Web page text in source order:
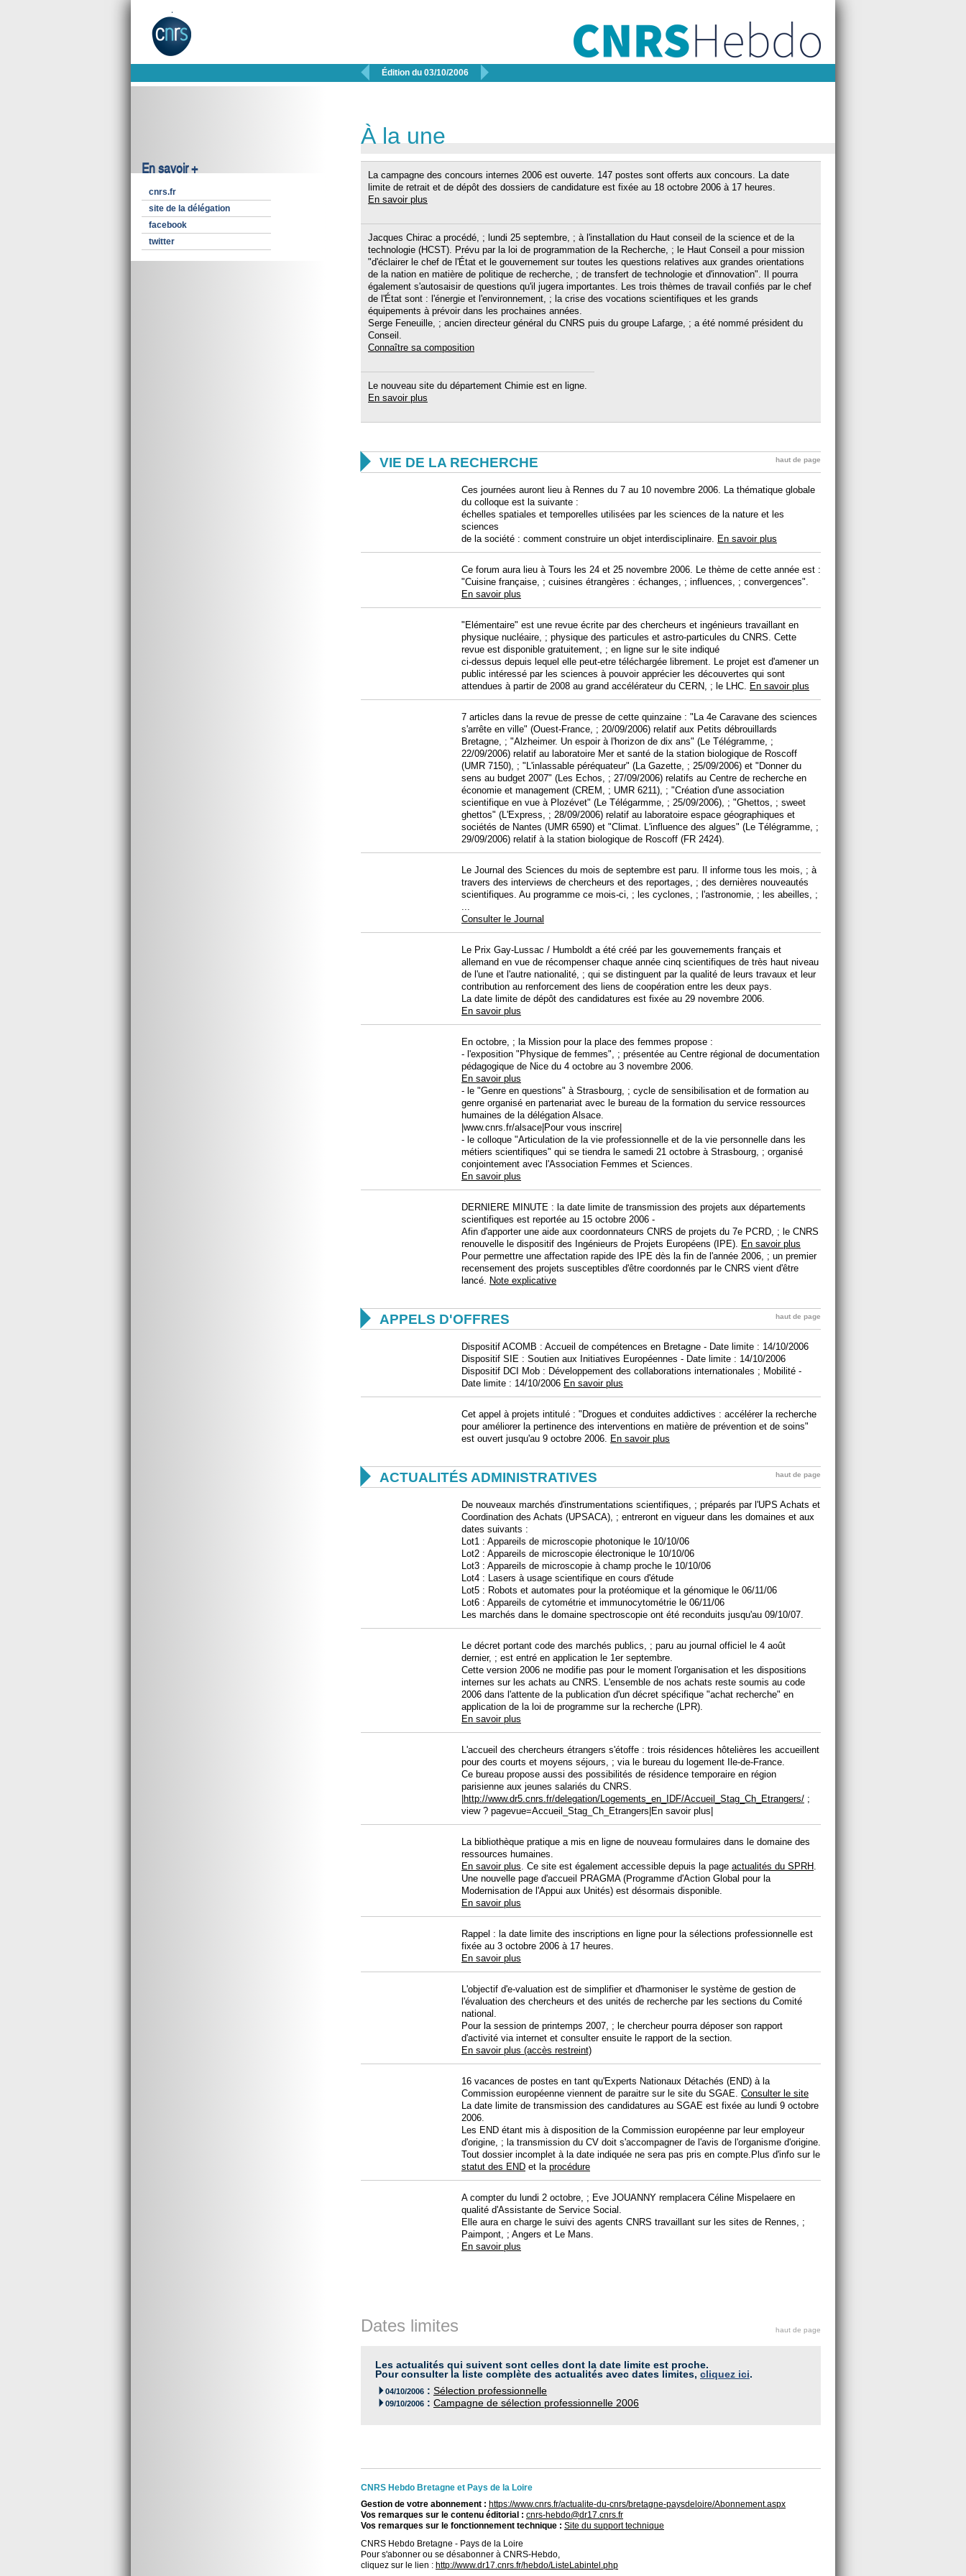
 Édition du 03/10/2006 
En savoir +
cnrs.fr
site de la délégation
facebook
twitter
À la une
La campagne des concours internes 2006 est ouverte. 147 postes sont offerts aux concours. La date
limite de retrait et de dépôt des dossiers de candidature est fixée au 18 octobre 2006 à 17 heures.
En savoir plus
Jacques Chirac a procédé, ; lundi 25 septembre, ; à l'installation du Haut conseil de la science et de la
technologie (HCST). Prévu par la loi de programmation de la Recherche, ; le Haut Conseil a pour mission
"d'éclairer le chef de l'État et le gouvernement sur toutes les questions relatives aux grandes orientations
de la nation en matière de politique de recherche, ; de transfert de technologie et d'innovation". Il pourra
également s'autosaisir de questions qu'il jugera importantes. Les trois thèmes de travail confiés par le chef
de l'État sont : l'énergie et l'environnement, ; la crise des vocations scientifiques et les grands
équipements à prévoir dans les prochaines années.
Serge Feneuille, ; ancien directeur général du CNRS puis du groupe Lafarge, ; a été nommé président du
Conseil.
Connaître sa composition
Le nouveau site du département Chimie est en ligne.
En savoir plus
 VIE DE LA RECHERCHE haut de page
Ces journées auront lieu à Rennes du 7 au 10 novembre 2006. La thématique globale
du colloque est la suivante :
échelles spatiales et temporelles utilisées par les sciences de la nature et les
sciences
de la société : comment construire un objet interdisciplinaire. En savoir plus
Ce forum aura lieu à Tours les 24 et 25 novembre 2006. Le thème de cette année est :
"Cuisine française, ; cuisines étrangères : échanges, ; influences, ; convergences".
En savoir plus
"Elémentaire" est une revue écrite par des chercheurs et ingénieurs travaillant en
physique nucléaire, ; physique des particules et astro-particules du CNRS. Cette
revue est disponible gratuitement, ; en ligne sur le site indiqué
ci-dessus depuis lequel elle peut-etre téléchargée librement. Le projet est d'amener un
public intéressé par les sciences à pouvoir apprécier les découvertes qui sont
attendues à partir de 2008 au grand accélérateur du CERN, ; le LHC. En savoir plus
7 articles dans la revue de presse de cette quinzaine : "La 4e Caravane des sciences
s'arrête en ville" (Ouest-France, ; 20/09/2006) relatif aux Petits débrouillards
Bretagne, ; "Alzheimer. Un espoir à l'horizon de dix ans" (Le Télégramme, ;
22/09/2006) relatif au laboratoire Mer et santé de la station biologique de Roscoff
(UMR 7150), ; "L'inlassable péréquateur" (La Gazette, ; 25/09/2006) et "Donner du
sens au budget 2007" (Les Echos, ; 27/09/2006) relatifs au Centre de recherche en
économie et management (CREM, ; UMR 6211), ; "Création d'une association
scientifique en vue à Plozévet" (Le Télégarmme, ; 25/09/2006), ; "Ghettos, ; sweet
ghettos" (L'Express, ; 28/09/2006) relatif au laboratoire espace géographiques et
sociétés de Nantes (UMR 6590) et "Climat. L'influence des algues" (Le Télégramme, ;
29/09/2006) relatif à la station biologique de Roscoff (FR 2424).
Le Journal des Sciences du mois de septembre est paru. Il informe tous les mois, ; à
travers des interviews de chercheurs et des reportages, ; des dernières nouveautés
scientifiques. Au programme ce mois-ci, ; les cyclones, ; l'astronomie, ; les abeilles, ;
...
Consulter le Journal
Le Prix Gay-Lussac / Humboldt a été créé par les gouvernements français et
allemand en vue de récompenser chaque année cinq scientifiques de très haut niveau
de l'une et l'autre nationalité, ; qui se distinguent par la qualité de leurs travaux et leur
contribution au renforcement des liens de coopération entre les deux pays.
La date limite de dépôt des candidatures est fixée au 29 novembre 2006.
En savoir plus
En octobre, ; la Mission pour la place des femmes propose :
- l'exposition "Physique de femmes", ; présentée au Centre régional de documentation
pédagogique de Nice du 4 octobre au 3 novembre 2006.
En savoir plus
- le "Genre en questions" à Strasbourg, ; cycle de sensibilisation et de formation au
genre organisé en partenariat avec le bureau de la formation du service ressources
humaines de la délégation Alsace.
|www.cnrs.fr/alsace|Pour vous inscrire|
- le colloque "Articulation de la vie professionnelle et de la vie personnelle dans les
métiers scientifiques" qui se tiendra le samedi 21 octobre à Strasbourg, ; organisé
conjointement avec l'Association Femmes et Sciences.
En savoir plus
DERNIERE MINUTE : la date limite de transmission des projets aux départements
scientifiques est reportée au 15 octobre 2006 -
Afin d'apporter une aide aux coordonnateurs CNRS de projets du 7e PCRD, ; le CNRS
renouvelle le dispositif des Ingénieurs de Projets Européens (IPE). En savoir plus
Pour permettre une affectation rapide des IPE dès la fin de l'année 2006, ; un premier
recensement des projets susceptibles d'être coordonnés par le CNRS vient d'être
lancé. Note explicative
 APPELS D'OFFRES haut de page
Dispositif ACOMB : Accueil de compétences en Bretagne - Date limite : 14/10/2006
Dispositif SIE : Soutien aux Initiatives Européennes - Date limite : 14/10/2006
Dispositif DCI Mob : Développement des collaborations internationales ; Mobilité -
Date limite : 14/10/2006 En savoir plus
Cet appel à projets intitulé : "Drogues et conduites addictives : accélérer la recherche
pour améliorer la pertinence des interventions en matière de prévention et de soins"
est ouvert jusqu'au 9 octobre 2006. En savoir plus
 ACTUALITÉS ADMINISTRATIVES haut de page
De nouveaux marchés d'instrumentations scientifiques, ; préparés par l'UPS Achats et
Coordination des Achats (UPSACA), ; entreront en vigueur dans les domaines et aux
dates suivants :
Lot1 : Appareils de microscopie photonique le 10/10/06
Lot2 : Appareils de microscopie électronique le 10/10/06
Lot3 : Appareils de microscopie à champ proche le 10/10/06
Lot4 : Lasers à usage scientifique en cours d'étude
Lot5 : Robots et automates pour la protéomique et la génomique le 06/11/06
Lot6 : Appareils de cytométrie et immunocytométrie le 06/11/06
Les marchés dans le domaine spectroscopie ont été reconduits jusqu'au 09/10/07.
Le décret portant code des marchés publics, ; paru au journal officiel le 4 août
dernier, ; est entré en application le 1er septembre.
Cette version 2006 ne modifie pas pour le moment l'organisation et les dispositions
internes sur les achats au CNRS. L'ensemble de nos achats reste soumis au code
2006 dans l'attente de la publication d'un décret spécifique "achat recherche" en
application de la loi de programme sur la recherche (LPR).
En savoir plus
L'accueil des chercheurs étrangers s'étoffe : trois résidences hôtelières les accueillent
pour des courts et moyens séjours, ; via le bureau du logement Ile-de-France.
Ce bureau propose aussi des possibilités de résidence temporaire en région
parisienne aux jeunes salariés du CNRS.
http://www.dr5.cnrs.fr/delegation/Logements_en_IDF/Accueil_Stag_Ch_Etrangers/ ;
view ? pagevue=Accueil_Stag_Ch_Etrangers|En savoir plus|
La bibliothèque pratique a mis en ligne de nouveau formulaires dans le domaine des
ressources humaines.
En savoir plus. Ce site est également accessible depuis la page actualités du SPRH.
Une nouvelle page d'accueil PRAGMA (Programme d'Action Global pour la
Modernisation de l'Appui aux Unités) est désormais disponible.
En savoir plus
Rappel : la date limite des inscriptions en ligne pour la sélections professionnelle est
fixée au 3 octobre 2006 à 17 heures.
En savoir plus
L'objectif d'e-valuation est de simplifier et d'harmoniser le système de gestion de
l'évaluation des chercheurs et des unités de recherche par les sections du Comité
national.
Pour la session de printemps 2007, ; le chercheur pourra déposer son rapport
d'activité via internet et consulter ensuite le rapport de la section.
En savoir plus (accès restreint)
16 vacances de postes en tant qu'Experts Nationaux Détachés (END) à la
Commission européenne viennent de paraitre sur le site du SGAE. Consulter le site
La date limite de transmission des candidatures au SGAE est fixée au lundi 9 octobre
2006.
Les END étant mis à disposition de la Commission européenne par leur employeur
d'origine, ; la transmission du CV doit s'accompagner de l'avis de l'organisme d'origine.
Tout dossier incomplet à la date indiquée ne sera pas pris en compte.Plus d'info sur le
statut des END et la procédure
A compter du lundi 2 octobre, ; Eve JOUANNY remplacera Céline Mispelaere en
qualité d'Assistante de Service Social.
Elle aura en charge le suivi des agents CNRS travaillant sur les sites de Rennes, ;
Paimpont, ; Angers et Le Mans.
En savoir plus
Dates limites haut de page
Les actualités qui suivent sont celles dont la date limite est proche.
Pour consulter la liste complète des actualités avec dates limites, cliquez ici.
04/10/2006 : Sélection professionnelle
09/10/2006 : Campagne de sélection professionnelle 2006
CNRS Hebdo Bretagne et Pays de la Loire
Gestion de votre abonnement : https://www.cnrs.fr/actualite-du-cnrs/bretagne-paysdeloire/Abonnement.aspx
Vos remarques sur le contenu éditorial : cnrs-hebdo@dr17.cnrs.fr
Vos remarques sur le fonctionnement technique : Site du support technique
CNRS Hebdo Bretagne - Pays de la Loire
Pour s'abonner ou se désabonner à CNRS-Hebdo,
cliquez sur le lien : http://www.dr17.cnrs.fr/hebdo/ListeLabintel.php